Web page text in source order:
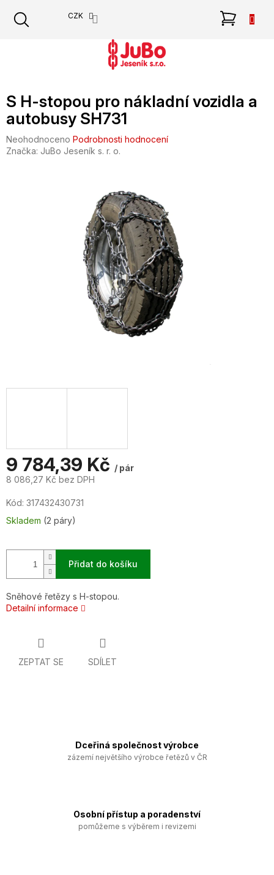
obsah
CZK
S H-stopou pro nákladní vozidla a
autobusy SH731
Průměrné
hodnocení
Neohodnoceno Podrobnosti hodnocení
Značka: JuBo Jeseník s. r. o.
9 784,39 Kč / pár
8 086,27 Kč bez DPH
cena:
Kód: 317432430731
Skladem (2 páry)
Přidat do košíku
Sněhové řetězy s H-stopou.
Detailní informace
ZEPTAT SE SDÍLET
Dceřiná společnost výrobce
zázemí největšího výrobce řetězů v ČR
Osobní přístup a poradenství
pomůžeme s výběrem i revizemi